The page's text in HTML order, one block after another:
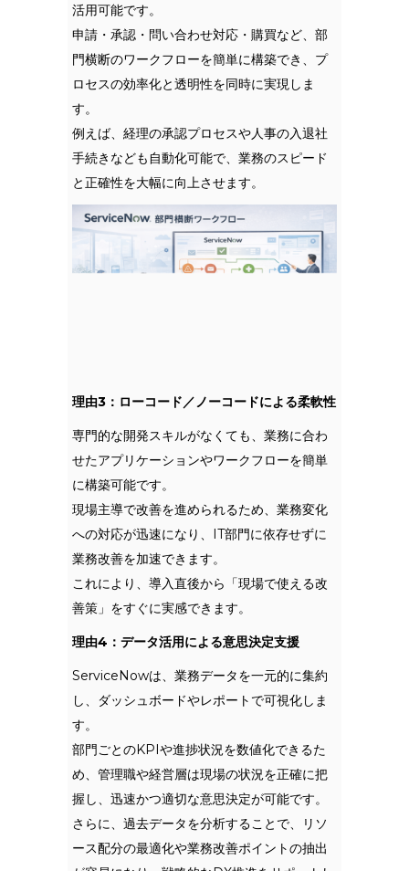
活用可能です。
申請・承認・問い合わせ対応・購買など、部
門横断のワークフローを簡単に構築でき、プ
ロセスの効率化と透明性を同時に実現しま
す。
例えば、経理の承認プロセスや人事の入退社
手続きなども自動化可能で、業務のスピード
と正確性を大幅に向上させます。
理由3：ローコード／ノーコードによる柔軟性
専門的な開発スキルがなくても、業務に合わ
せたアプリケーションやワークフローを簡単
に構築可能です。
現場主導で改善を進められるため、業務変化
への対応が迅速になり、IT部門に依存せずに
業務改善を加速できます。
これにより、導入直後から「現場で使える改
善策」をすぐに実感できます。
理由4：データ活用による意思決定支援
ServiceNowは、業務データを一元的に集約
し、ダッシュボードやレポートで可視化しま
す。
部門ごとのKPIや進捗状況を数値化できるた
め、管理職や経営層は現場の状況を正確に把
握し、迅速かつ適切な意思決定が可能です。
さらに、過去データを分析することで、リソ
ース配分の最適化や業務改善ポイントの抽出